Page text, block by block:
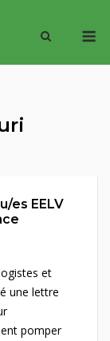
es EELV
et
une lettre
pomper